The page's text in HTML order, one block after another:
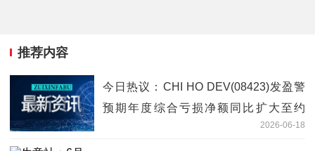
推荐内容
今日热议：CHI HO DEV(08423)发盈警
预期年度综合亏损净额同比扩大至约
2026-06-18